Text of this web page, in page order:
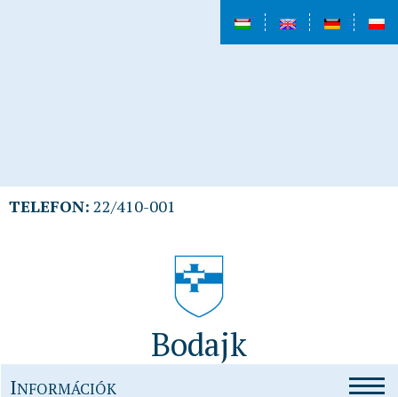
TELEFON: 22/410-001
Bodajk
INFORMÁCIÓK